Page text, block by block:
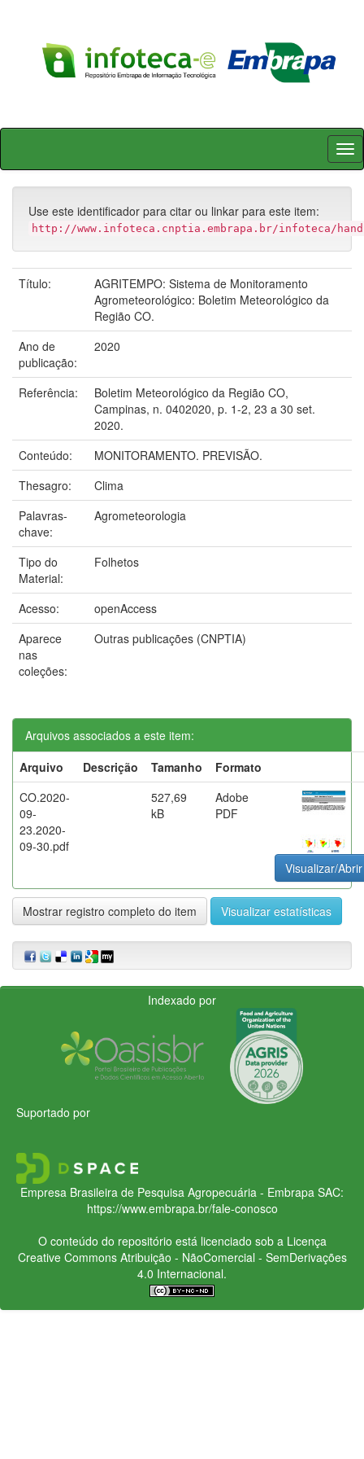
Skip
Use este identificador para citar ou linkar para este item:
http://www.infoteca.cnptia.embrapa.br/infoteca/
Título:
AGRITEMPO: Sistema de Monitoramento
Agrometeorológico: Boletim Meteorológico da
Região CO.
Ano de
publicação:
2020
Referência:
Boletim Meteorológico da Região CO,
Campinas, n. 0402020, p. 1-2, 23 a 30 set.
2020.
Conteúdo:
MONITORAMENTO. PREVISÃO.
Thesagro:
Clima
Palavras-
chave:
Agrometeorologia
Tipo do
Material:
Folhetos
Acesso:
openAccess
Aparece
nas
coleções:
Outras publicações (CNPTIA)
Arquivos associados a este item:
Arquivo
Descrição Tamanho
Formato
CO.2020-
09-
23.2020-
09-30.pdf
527,69
kB
Adobe
PDF
Visualizar/Abrir
Mostrar registro completo do item Visualizar estatísticas
Indexado por
Suportado por
Empresa Brasileira de Pesquisa Agropecuária - Embrapa SAC:
https://www.embrapa.br/fale-conosco
O conteúdo do repositório está licenciado sob a Licença
Creative CommonsAtribuição - NãoComercial - SemDerivações
4.0 Internacional.